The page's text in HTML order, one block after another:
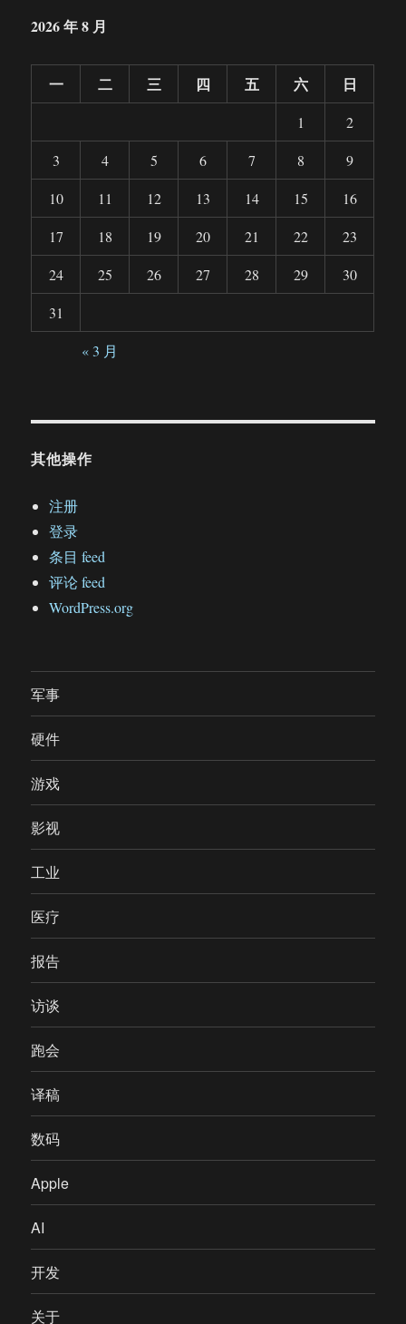
2026 年 8 月
一 二 三 四 五 六 日
1
2
3
4 5 6 7 8
9
10
11 12 13 14 15
16
17
18 19 20 21 22
23
24
25 26 27 28 29
30
31
« 3 月
其他操作
注册
登录
条目 feed
评论 feed
WordPress.org
军事
硬件
游戏
影视
工业
医疗
报告
访谈
跑会
译稿
数码
Apple
AI
开发
关于